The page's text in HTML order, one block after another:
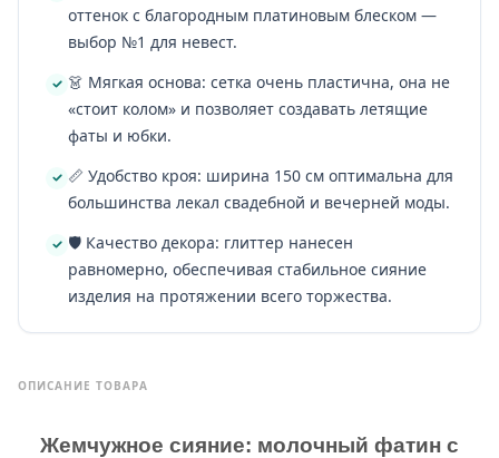
оттенок с благородным платиновым блеском —
выбор №1 для невест.
👗 Мягкая основа: сетка очень пластична, она не
«стоит колом» и позволяет создавать летящие
фаты и юбки.
📏 Удобство кроя: ширина 150 см оптимальна для
большинства лекал свадебной и вечерней моды.
🛡️ Качество декора: глиттер нанесен
равномерно, обеспечивая стабильное сияние
изделия на протяжении всего торжества.
ОПИСАНИЕ ТОВАРА
Жемчужное сияние: молочный фатин с